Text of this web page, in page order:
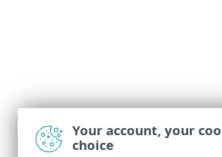
Your account, your
choice